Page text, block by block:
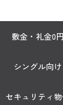
敷金・礼金0円
シングル向け
セキュリティ